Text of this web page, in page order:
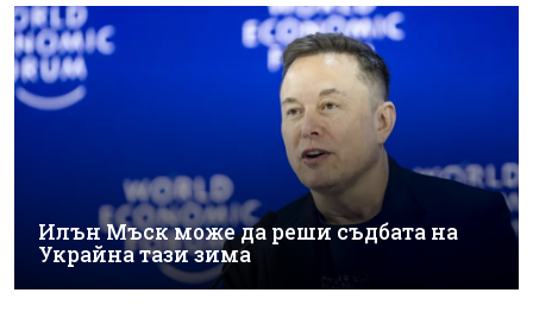
Илън Мъск може да реши съдбата на
Украйна тази зима